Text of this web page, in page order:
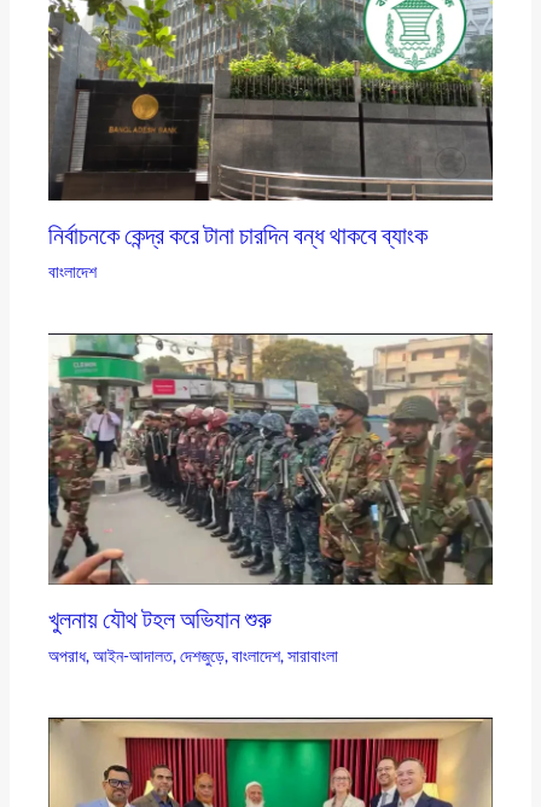
নির্বাচনকে কেন্দ্র করে টানা চারদিন বন্ধ থাকবে ব্যাংক
বাংলাদেশ
খুলনায় যৌথ টহল অভিযান শুরু
অপরাধ,আইন-আদালত,দেশজুড়ে,বাংলাদেশ,সারাবাংলা